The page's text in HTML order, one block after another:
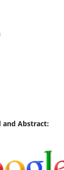
and Abstract: